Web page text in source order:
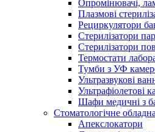
Опромінювачі,
Плазмові
Рециркулятори
Стерилізатори
Стерилізатори
Термостати
Тумби з УФ
Ультразвукові
Ультрафіолетові
Шафи медичні з
Стоматологічне
Апекслокатори